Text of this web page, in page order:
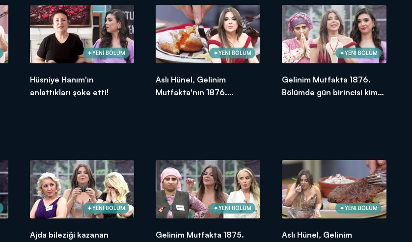
YENİ BÖLÜM
Hüsniye Hanım'ın
anlattıkları şoke etti!
YENİ BÖLÜM
Aslı Hünel, Gelinim
Mutfakta'nın 1876.
YENİ BÖLÜM
Gelinim Mutfakta 1876.
Bölümde gün birincisi kim
YENİ BÖLÜM
Ajda bileziği kazanan
YENİ BÖLÜM
Gelinim Mutfakta 1875.
YENİ BÖLÜM
Aslı Hünel, Gelinim